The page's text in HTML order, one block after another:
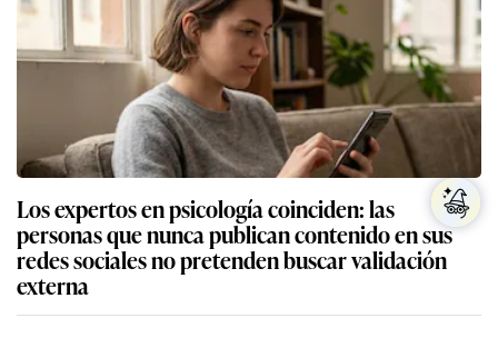
Los expertos en psicología coinciden: las
personas que nunca publican contenido en sus
redes sociales no pretenden buscar validación
externa